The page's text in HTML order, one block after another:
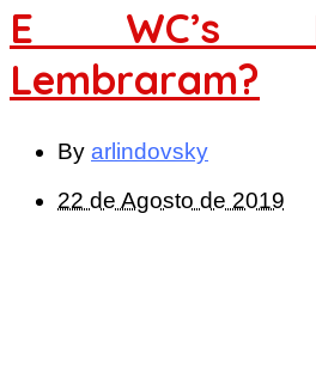
E WC’s
Lembraram?
By arlindovsky
22 de Agosto de 2019